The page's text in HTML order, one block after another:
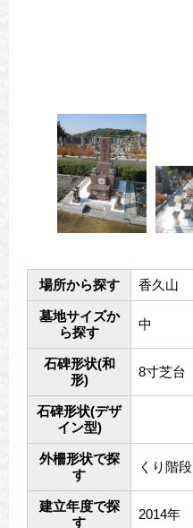
場所から探す 香久山
墓地サイズか
ら探す
中
石碑形状(和
形)
8寸芝台
石碑形状(デザ
イン型)
外柵形状で探
す
くり階段
建立年度で探
す
2014年